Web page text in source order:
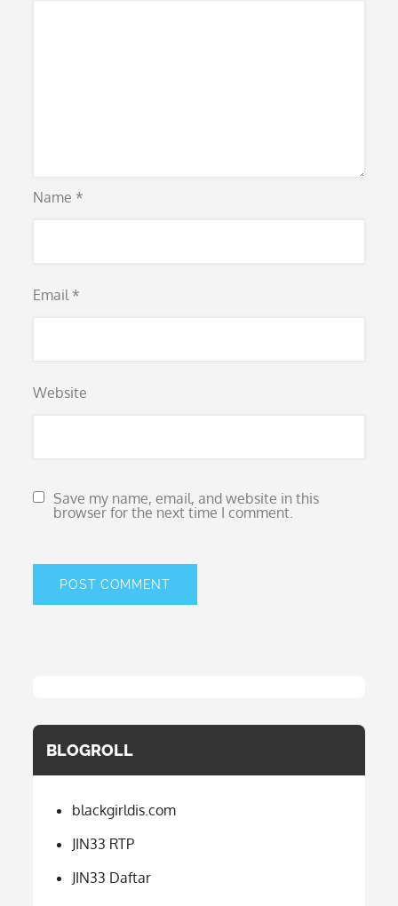
Name *
Email *
Website
Save my name, email, and website in this
browser for the next time I comment.
BLOGROLL
blackgirldis.com
JIN33 RTP
JIN33 Daftar